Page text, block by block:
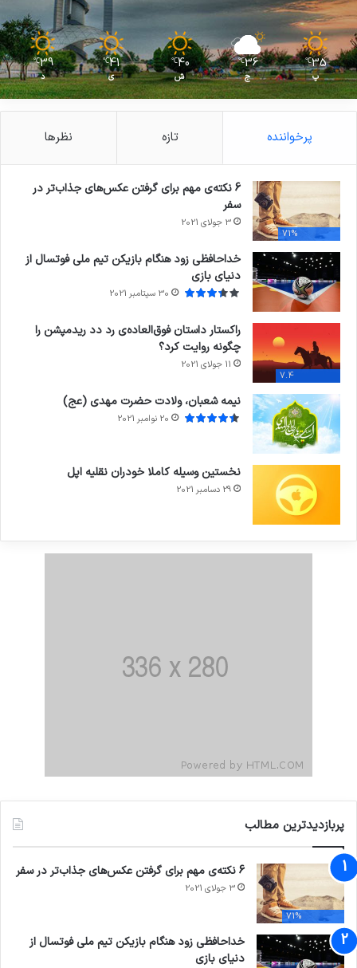
35
℃
پ
36
℃
ج
40
℃
ش
41
℃
ی
39
℃
د
پرخواننده تازه نظرها
71%
6 نکته‌ی مهم برای گرفتن عکس‌های جذاب‌تر در
سفر
3 جولای 2021
خداحافظی زود هنگام بازیکن تیم ملی فوتسال از
دنیای بازی
30 سپتامبر 2021
7.4
راکستار داستان فوق‌العاده‌ی رد دد ریدمپشن را
چگونه روایت کرد؟
11 جولای 2021
نیمه شعبان، ولادت حضرت مهدی (عج)
20 نوامبر 2021
نخستین وسیله کاملا خودران نقلیه اپل
29 دسامبر 2021
پربازدیدترین مطالب
71%
6 نکته‌ی مهم برای گرفتن عکس‌های جذاب‌تر در سفر
3 جولای 2021
خداحافظی زود هنگام بازیکن تیم ملی فوتسال از
دنیای بازی